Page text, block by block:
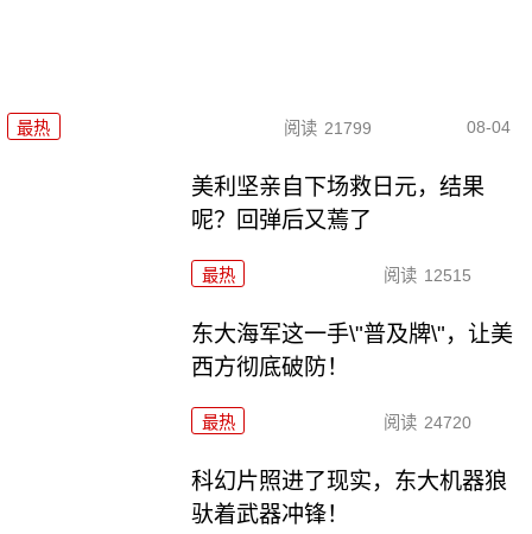
最热 阅读 21799 08-04
美利坚亲自下场救日元，结果
呢？回弹后又蔫了
最热 阅读 12515
东大海军这一手\"普及牌\"，让美
西方彻底破防！
最热 阅读 24720
科幻片照进了现实，东大机器狼
驮着武器冲锋！